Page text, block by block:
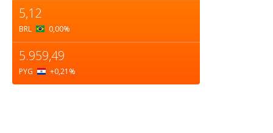
5,12
BRL 0,00%
5.959,49
PYG +0,21 %